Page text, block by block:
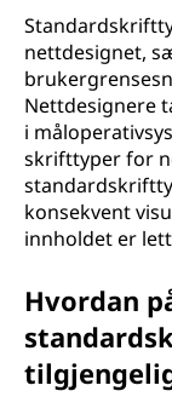
nettdesignet,
Nettdesignere
i
skrifttyper for
konsekvent
innholdet er
Hvordan